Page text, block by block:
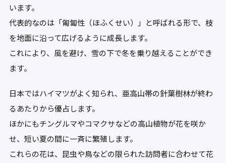
います。
代表的なのは「匍匐性（ほふくせい）」と呼ばれる形で、枝
を地面に沿って広げるように成長します。
これにより、風を避け、雪の下で冬を乗り越えることができ
ます。
日本ではハイマツがよく知られ、亜高山帯の針葉樹林が終わ
るあたりから優占します。
ほかにもチングルマやコマクサなどの高山植物が花を咲か
せ、短い夏の間に一斉に繁殖します。
これらの花は、昆虫や鳥などの限られた訪問者に合わせて花